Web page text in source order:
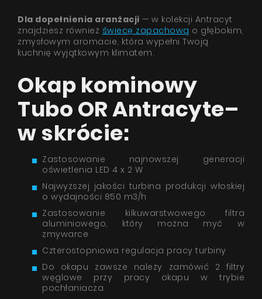
Dla dopełnienia aranżacji — w kolekcji Antracyt
znajdziesz również świecę zapachową o głębokim,
zmysłowym aromacie, która wypełni Twoją
kuchnię wyjątkowym klimatem.
Okap kominowy
Tubo OR Antracyte–
w skrócie:
Zastosowanie najnowszej generacji
oświetlenia LED 4 x 2 W
Najwyższej jakości turbina produkcji włoskiej
o wydajności 850 m3/h
Zastosowanie kilkuwarstwowego filtra
aluminiowego, który można myć w
zmywarce
Czterostopniowa regulacja pracy turbiny
Do okapu zawsze należy zamówić 2 filtry
węglowe przy pracy okapu w trybie
pochłaniacza